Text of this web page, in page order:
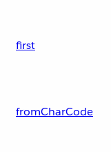
first
fromCharCode